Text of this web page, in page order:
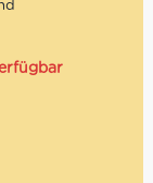
Es ist die
deren Ziel
herzustellen.
gegründet